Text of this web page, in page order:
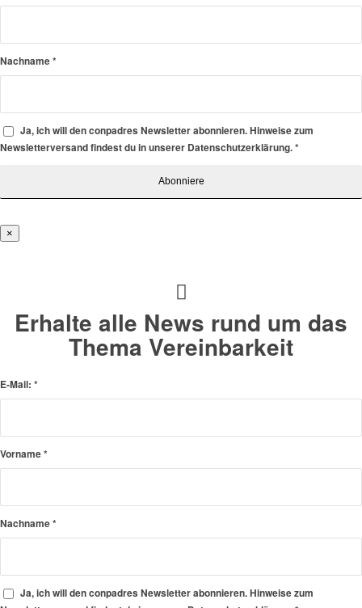
Nachname*
Ja, ich will den conpadres Newsletter abonnieren. Hinweise zum
Newsletterversand findest du in unserer Datenschutzerklärung.*
×
Erhalte alle News rund um das
Thema Vereinbarkeit
E-Mail: *
Vorname*
Nachname*
Ja, ich will den conpadres Newsletter abonnieren. Hinweise zum